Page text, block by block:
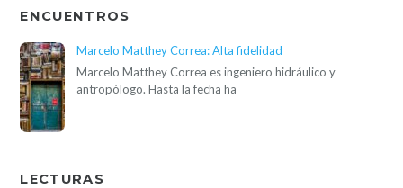
ENCUENTROS
Marcelo Matthey Correa: Alta fidelidad
Marcelo Matthey Correa es ingeniero hidráulico y
antropólogo. Hasta la fecha ha
LECTURAS